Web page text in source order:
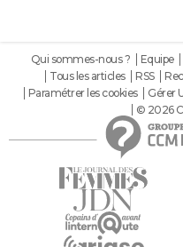
Qui sommes-nous ? Equipe
Tous les articles
RSS
Paramétrer les cookies
Gérer
© 2026